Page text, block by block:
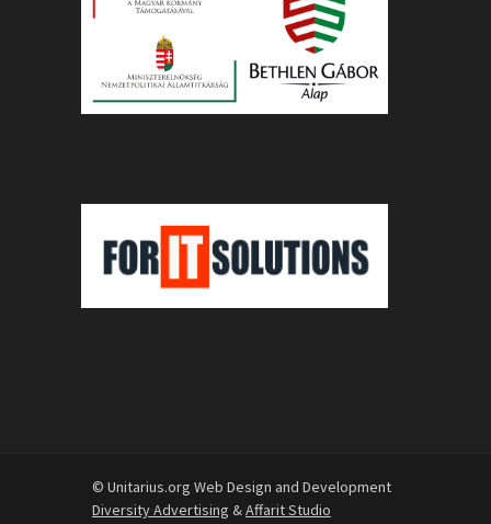
© Unitarius.org Web Design and Development
Diversity Advertising &Affarit Studio